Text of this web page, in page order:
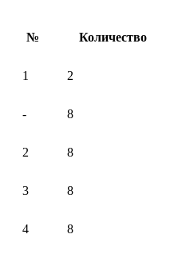
№ Количество
1 2
- 8
2 8
3 8
4 8